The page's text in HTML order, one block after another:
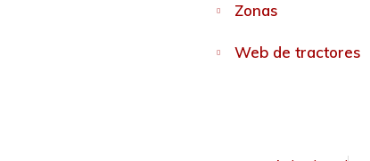
Zonas
Web de tractores